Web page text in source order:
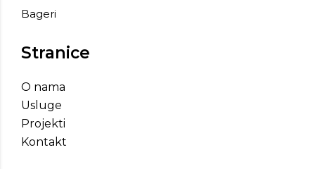
Bageri
Stranice
O nama
Usluge
Projekti
Kontakt